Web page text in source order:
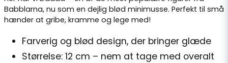
Babblarna, nu som en dejlig blød minimusse. Perfekt til små
hænder at gribe, kramme og lege med!
Farverig og blød design, der bringer glæde
Størrelse: 12 cm – nem at tage med overalt